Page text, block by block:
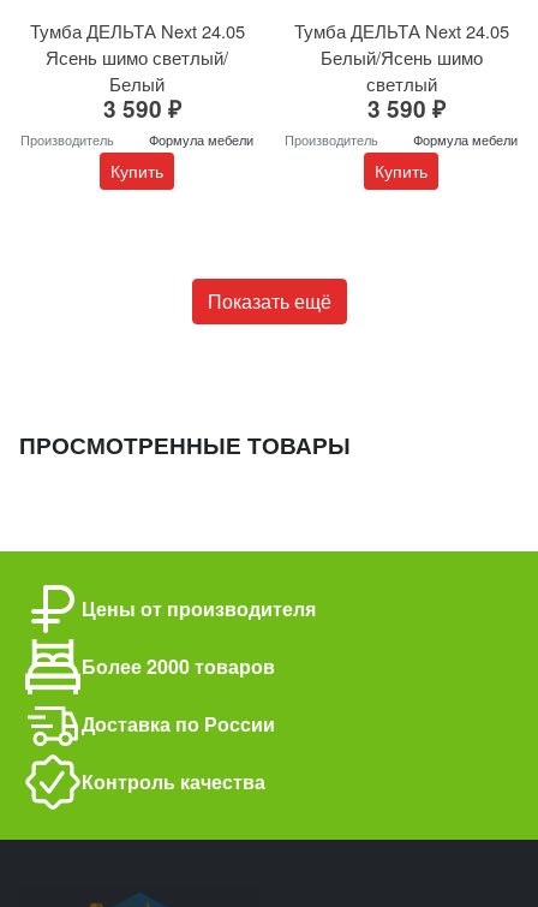
Тумба ДЕЛЬТА Next 24.05
Ясень шимо светлый/
Белый
3 590 ₽
Производитель Формула мебели
Купить
Тумба ДЕЛЬТА Next 24.05
Белый/Ясень шимо
светлый
3 590 ₽
Производитель Формула мебели
Купить
Показать ещё
ПРОСМОТРЕННЫЕ ТОВАРЫ
Цены от производителя
Более 2000 товаров
Доставка по России
Контроль качества